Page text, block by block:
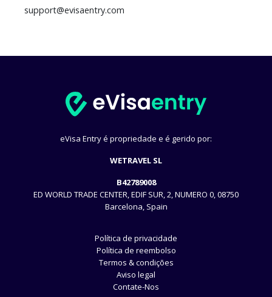
support@evisaentry.com
eVisa Entry é propriedade e é gerido por:
WETRAVEL SL
B42789008
ED WORLD TRADE CENTER, EDIF SUR, 2, NUMERO 0, 08750
Barcelona, Spain
Política de privacidade
Política de reembolso
Termos & condições
Aviso legal
Contate-Nos